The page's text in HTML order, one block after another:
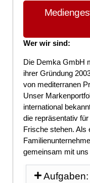
Wer wir sind:
Die Demka GmbH
ihrer Gründung
von mediterranen
Unser
international
die repräsentativ
Frische stehen. Als
gemeinsam mit
Aufgaben: